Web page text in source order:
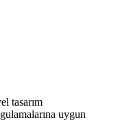
tasarım
uygun